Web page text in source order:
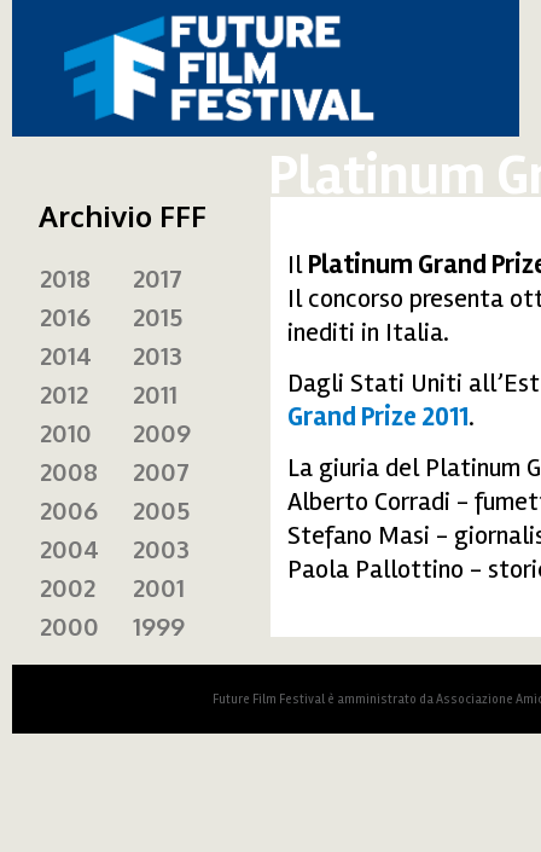
Platinum
IlPlatinum Grand
Il concorso presenta
inediti in Italia.
Dagli Stati Uniti
Grand Prize 2011.
La giuria del Platinum
Alberto Corradi -
Stefano Masi -
Paola Pallottino -
Archivio FFF
2018
2017
2016
2015
2014
2013
2012
2011
2010
2009
2008
2007
2006
2005
2004
2003
2002
2001
2000
1999
Future Film Festival è amministrato da Associazione